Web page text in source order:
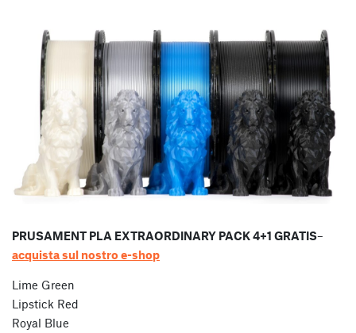
PRUSAMENT PLA EXTRAORDINARY PACK 4+1 GRATIS–
acquista sul nostro e-shop
Lime Green
Lipstick Red
Royal Blue